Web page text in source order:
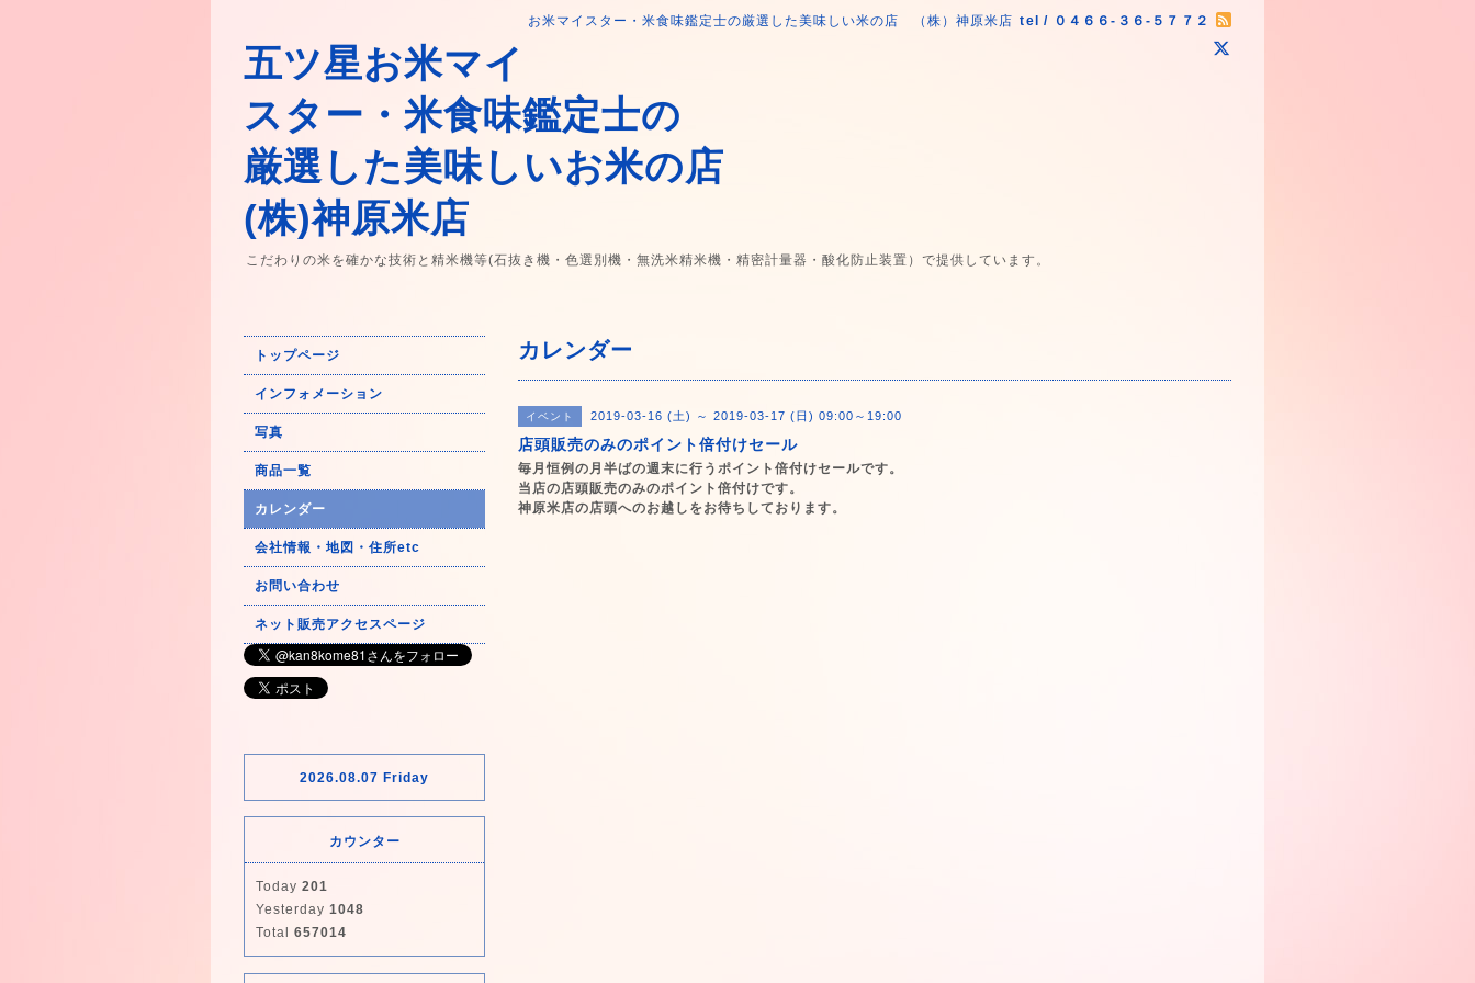
お米マイスター・米食味鑑定士の厳選した美味しい米の店 （株）神原米店 tel / ０４６６-３６-５７７２
五ツ星お米マイ
スター・米食味鑑定士の
厳選した美味しいお米の店
(株)神原米店
こだわりの米を確かな技術と精米機等(石抜き機・色選別機・無洗米精米機・精密計量器・酸化防止装置）で提供しています。
カレンダー
イベント 2019-03-16 (土) ～ 2019-03-17 (日) 09:00～19:00
店頭販売のみのポイント倍付けセール
毎月恒例の月半ばの週末に行うポイント倍付けセールです。
当店の店頭販売のみのポイント倍付けです。
神原米店の店頭へのお越しをお待ちしております。
トップページ
インフォメーション
写真
商品一覧
カレンダー
会社情報・地図・住所etc
お問い合わせ
ネット販売アクセスページ
2026.08.07 Friday
カウンター
Today 201
Yesterday 1048
Total 657014